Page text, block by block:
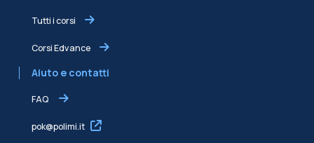
Tutti i corsi
Corsi Edvance
Aiuto e contatti
FAQ
pok@polimi.it